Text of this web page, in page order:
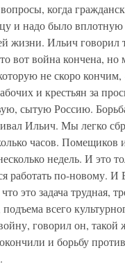
когда
и надо было вплотную
жизни. Ильич говорил
вот война кончена,
не скоро
и крестьян за
сытую Россию.
Ильич. Мы легко
часов. Помещиков
недель. И это
работать по-новому. И
это задача трудная,
всего
говорил он, такой
и борьбу против